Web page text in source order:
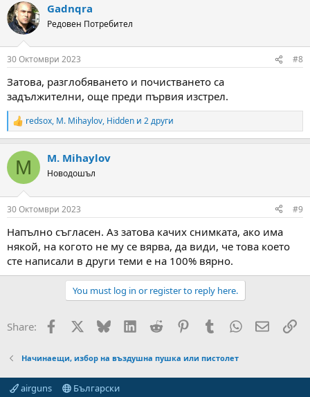
c
t
i
s
Gadnqra
Редовен Потребител
30 Октомври 2023 #8
Затова, разглобяването и почистването са
задължителни, още преди първия изстрел.
R
e
c
i
s
redsox, M. Mihaylov, Hidden и 2 други
M M. Mihaylov
Новодошъл
30 Октомври 2023 #9
Напълно съгласен. Аз затова качих снимката, ако има
някой, на когото не му се вярва, да види, че това което
сте написали в други теми е на 100% вярно.
You must log in or register to reply here.
Share: Facebook Bluesky LinkedInReddit PinterestTumblrWhatsApp
Email
Начинаещи, избор на въздушна пушка или пистолет
airguns Български